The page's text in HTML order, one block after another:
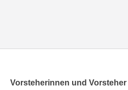
Vorsteherinnen und Vorsteher